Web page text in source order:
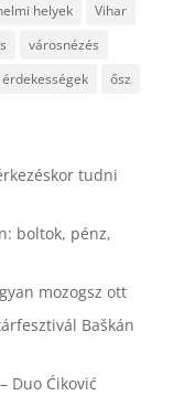
helyek
Vihar
városnézés
érdekességek ősz
tudni
boltok, pénz,
mozogsz ott
Baškán
Duo Ćiković